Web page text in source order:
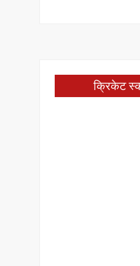
क्रिकेट